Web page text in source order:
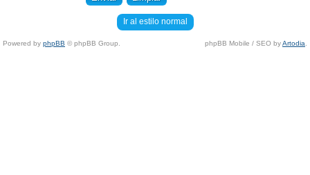
Ir al estilo normal
Powered by phpBB © phpBB Group. phpBB Mobile / SEO byArtodia